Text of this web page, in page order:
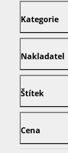
Kategorie
Nakladatel
Štítek
Cena